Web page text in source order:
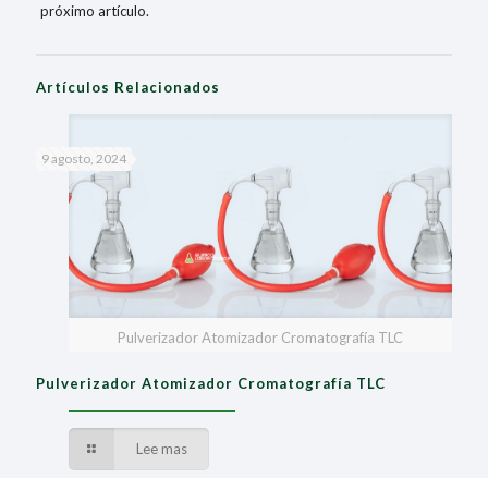
próximo artículo.
Artículos Relacionados
Pulverizador Atomizador Cromatografía TLC
9 agosto, 2024
Pulverizador Atomizador Cromatografía TLC
Lee mas